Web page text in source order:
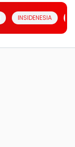
INSIDENESIA